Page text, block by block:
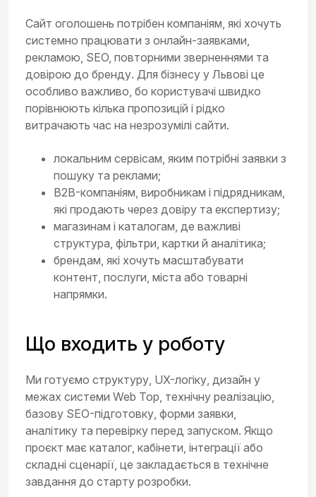
Сайт оголошень потрібен компаніям, які хочуть
системно працювати з онлайн-заявками,
рекламою, SEO, повторними зверненнями та
довірою до бренду. Для бізнесу у Львові це
особливо важливо, бо користувачі швидко
порівнюють кілька пропозицій і рідко
витрачають час на незрозумілі сайти.
локальним сервісам, яким потрібні заявки з
пошуку та реклами;
B2B-компаніям, виробникам і підрядникам,
які продають через довіру та експертизу;
магазинам і каталогам, де важливі
структура, фільтри, картки й аналітика;
брендам, які хочуть масштабувати
контент, послуги, міста або товарні
напрямки.
Що входить у роботу
Ми готуємо структуру, UX-логіку, дизайн у
межах системи Web Top, технічну реалізацію,
базову SEO-підготовку, форми заявки,
аналітику та перевірку перед запуском. Якщо
проєкт має каталог, кабінети, інтеграції або
складні сценарії, це закладається в технічне
завдання до старту розробки.